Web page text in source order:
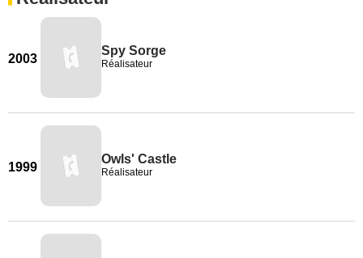
2003
Spy Sorge
Réalisateur
1999
Owls' Castle
Réalisateur